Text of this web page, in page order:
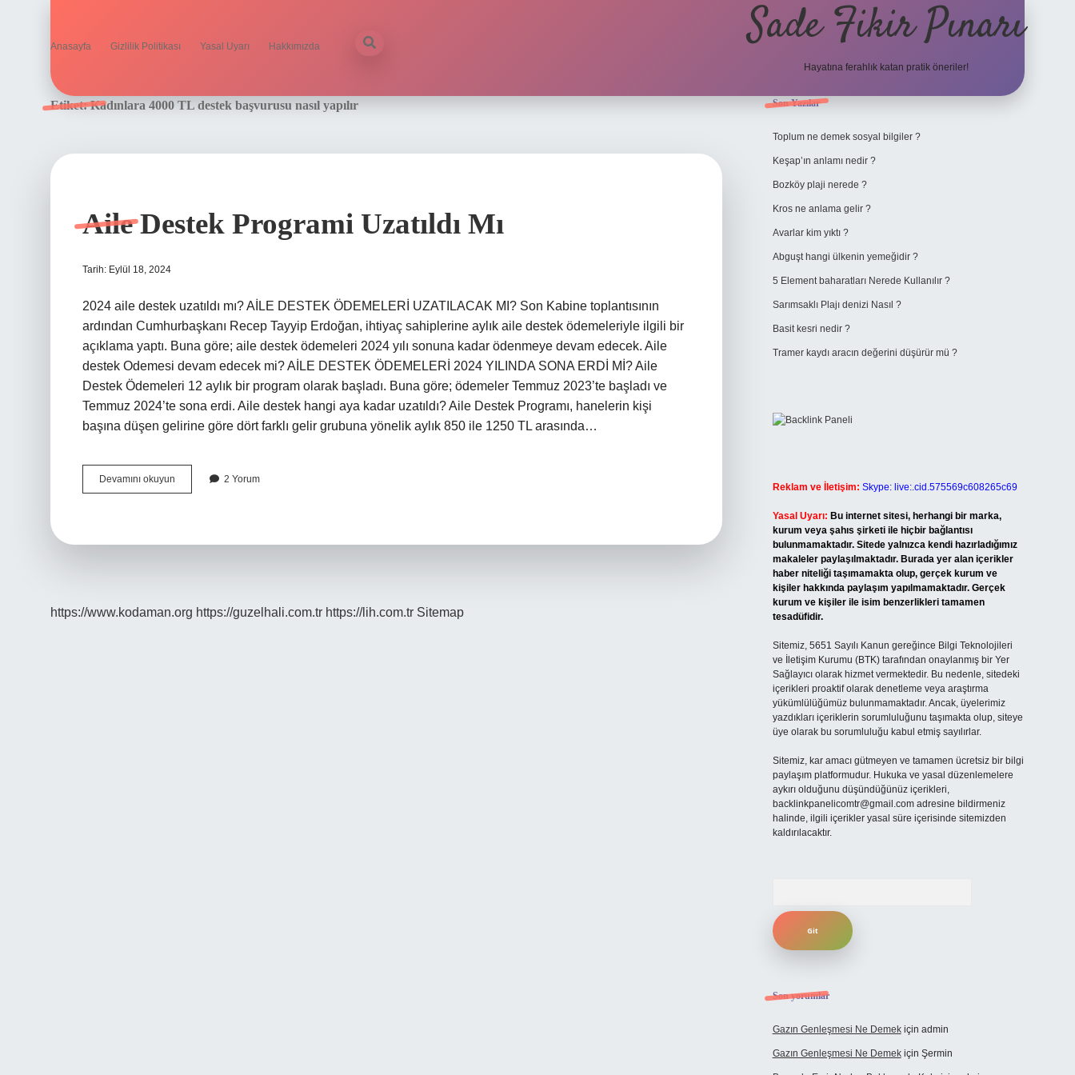
Anasayfa Gizlilik Politikası Yasal Uyarı Hakkımızda Sade Fikir Pınarı
Hayatına ferahlık katan pratik öneriler!
Etiket:Kadınlara 4000 TL destek başvurusu nasıl yapılır
Aile Destek Programi Uzatıldı Mı
Tarih: Eylül 18, 2024
2024 aile destek uzatıldı mı? AİLE DESTEK ÖDEMELERİ UZATILACAK MI? Son Kabine toplantısının
ardından Cumhurbaşkanı Recep Tayyip Erdoğan, ihtiyaç sahiplerine aylık aile destek ödemeleriyle ilgili bir
açıklama yaptı. Buna göre; aile destek ödemeleri 2024 yılı sonuna kadar ödenmeye devam edecek. Aile
destek Odemesi devam edecek mi? AİLE DESTEK ÖDEMELERİ 2024 YILINDA SONA ERDİ Mİ? Aile
Destek Ödemeleri 12 aylık bir program olarak başladı. Buna göre; ödemeler Temmuz 2023’te başladı ve
Temmuz 2024’te sona erdi. Aile destek hangi aya kadar uzatıldı? Aile Destek Programı, hanelerin kişi
başına düşen gelirine göre dört farklı gelir grubuna yönelik aylık 850 ile 1250 TL arasında…
Devamını okuyun
Destek
2 Yorum
https://www.kodaman.org https://guzelhali.com.tr https://lih.com.tr Sitemap
Sidebar
Son Yazılar
Toplum ne demek sosyal bilgiler ?
Keşap’ın anlamı nedir ?
Bozköy plaji nerede ?
Kros ne anlama gelir ?
Avarlar kim yıktı ?
Abguşt hangi ülkenin yemeğidir ?
5 Element baharatları Nerede Kullanılır ?
Sarımsaklı Plajı denizi Nasıl ?
Basit kesri nedir ?
Tramer kaydı aracın değerini düşürür mü ?
Reklam ve İletişim: Skype: live:.cid.575569c608265c69
Yasal Uyarı: Bu internet sitesi, herhangi bir marka,
kurum veya şahıs şirketi ile hiçbir bağlantısı
bulunmamaktadır. Sitede yalnızca kendi hazırladığımız
makaleler paylaşılmaktadır. Burada yer alan içerikler
haber niteliği taşımamakta olup, gerçek kurum ve
kişiler hakkında paylaşım yapılmamaktadır. Gerçek
kurum ve kişiler ile isim benzerlikleri tamamen
tesadüfidir.
Sitemiz, 5651 Sayılı Kanun gereğince Bilgi Teknolojileri
ve İletişim Kurumu (BTK) tarafından onaylanmış bir Yer
Sağlayıcı olarak hizmet vermektedir. Bu nedenle, sitedeki
içerikleri proaktif olarak denetleme veya araştırma
yükümlülüğümüz bulunmamaktadır. Ancak, üyelerimiz
yazdıkları içeriklerin sorumluluğunu taşımakta olup, siteye
üye olarak bu sorumluluğu kabul etmiş sayılırlar.
Sitemiz, kar amacı gütmeyen ve tamamen ücretsiz bir bilgi
paylaşım platformudur. Hukuka ve yasal düzenlemelere
aykırı olduğunu düşündüğünüz içerikleri,
backlinkpanelicomtr@gmail.comadresine bildirmeniz
halinde, ilgili içerikler yasal süre içerisinde sitemizden
kaldırılacaktır.
Son yorumlar
Gazın Genleşmesi Ne Demekiçin admin
Gazın Genleşmesi Ne Demekiçin Şermin